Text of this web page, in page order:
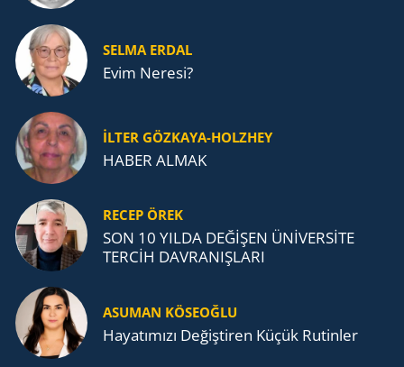
SELMA ERDAL
Evim Neresi?
İLTER GÖZKAYA-HOLZHEY
HABER ALMAK
RECEP ÖREK
SON 10 YILDA DEĞİŞEN ÜNİVERSİTE
TERCİH DAVRANIŞLARI
ASUMAN KÖSEOĞLU
Ha­ya­tı­mı­zı De­ğiş­ti­ren Küçük Ru­tin­ler